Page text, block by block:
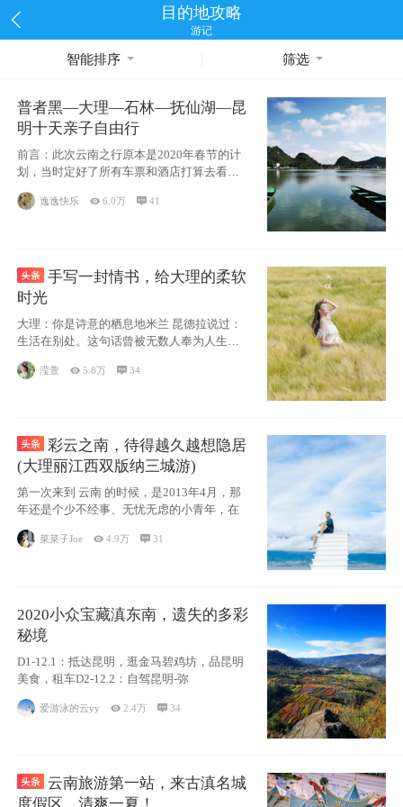
目的地攻略
游记
智能排序 筛选
普者黑—大理—石林—抚仙湖—昆
明十天亲子自由行
前言：此次云南之行原本是2020年春节的计
划，当时定好了所有车票和酒店打算去看红
嘴鸥，但是一场突如其来的
逸逸快乐 6.0万 41
手写一封情书，给大理的柔软
时光
大理：你是诗意的栖息地米兰 昆德拉说过：
生活在别处。这句话曾被无数人奉为人生信
滢萱  5.8万  34
彩云之南，待得越久越想隐居
(大理丽江西双版纳三城游)
第一次来到 云南 的时候，是2013年4月，那
年还是个少不经事、无忧无虑的小青年，在
菜菜子Joe 4.9万 31
2020小众宝藏滇东南，遗失的多彩
秘境
D1-12.1：抵达昆明，逛金马碧鸡坊，品昆明
美食，租车D2-12.2：自驾昆明-弥
爱游泳的云yy 2.4万  34
云南旅游第一站，来古滇名城